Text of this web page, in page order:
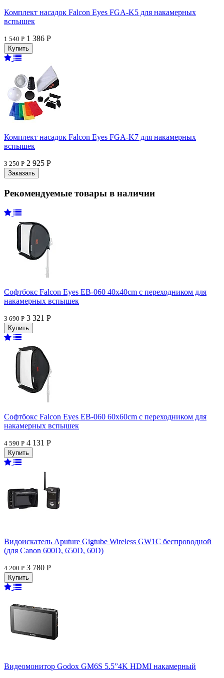
Комплект насадок Falcon Eyes FGA-K5 для накамерных
вспышек
1 540 Р 1 386 Р
Комплект насадок Falcon Eyes FGA-K7 для накамерных
вспышек
3 250 Р 2 925 Р
Рекомендуемые товары в наличии
Софтбокс Falcon Eyes EB-060 40x40cm с переходником для
накамерных вспышек
3 690 Р 3 321 Р
Софтбокс Falcon Eyes EB-060 60x60cm с переходником для
накамерных вспышек
4 590 Р 4 131 Р
Видоискатель Aputure Gigtube Wireless GW1C беспроводной
(для Canon 600D, 650D, 60D)
4 200 Р 3 780 Р
Видеомонитор Godox GM6S 5.5”4K HDMI накамерный